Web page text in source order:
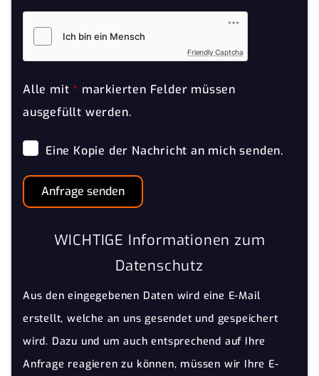
Friendly Captcha
Alle mit* markierten Felder müssen
ausgefüllt werden.
Eine Kopie der Nachricht an mich senden.
Anfrage senden
WICHTIGE Informationen zum
Datenschutz
Aus den eingegebenen Daten wird eine E-Mail
erstellt, welche an uns gesendet und gespeichert
wird. Dazu und um auch entsprechend auf Ihre
Anfrage reagieren zu können, müssen wir Ihre E-